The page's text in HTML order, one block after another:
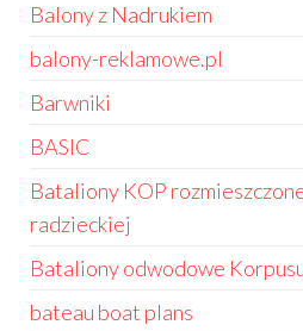
Balony z Nadrukiem
balony-reklamowe.pl
Barwniki
BASIC
Bataliony KOP
radzieckiej
Bataliony odwodowe
bateau boat plans